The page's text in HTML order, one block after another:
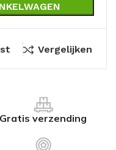
Vergelijken
Gratis verzending